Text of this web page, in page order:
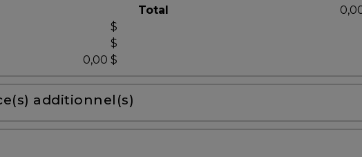
$
$
0,00 $
Total
additionnel(s)